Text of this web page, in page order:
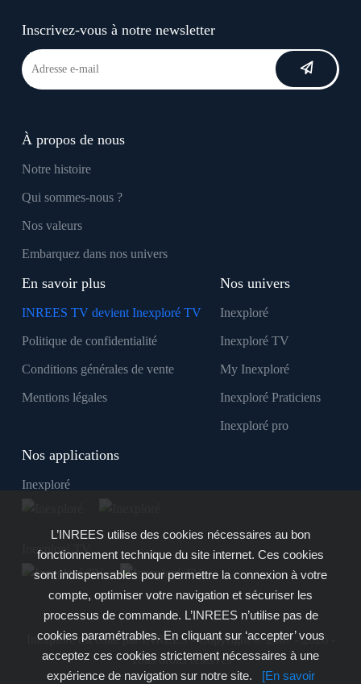
Inscrivez-vous à notre newsletter
À propos de nous
Notre histoire
Qui sommes-nous ?
Nos valeurs
Embarquez dans nos univers
En savoir plus
INREES TV devient Inexploré TV
Politique de confidentialité
Conditions générales de vente
Mentions légales
Nos univers
Inexploré
Inexploré TV
My Inexploré
Inexploré Praticiens
Inexploré pro
Nos applications
Inexploré
Inexploré TV
Inexploré est édité par INREES - Copyright © 2007 - 2026 -
Tous droits réservés
L’INREES utilise des cookies nécessaires au bon
fonctionnement technique du site internet. Ces cookies
sont indispensables pour permettre la connexion à votre
compte, optimiser votre navigation et sécuriser les
processus de commande. L’INREES n’utilise pas de
cookies paramétrables. En cliquant sur ‘accepter’ vous
acceptez ces cookies strictement nécessaires à une
expérience de navigation sur notre site.
[En savoir